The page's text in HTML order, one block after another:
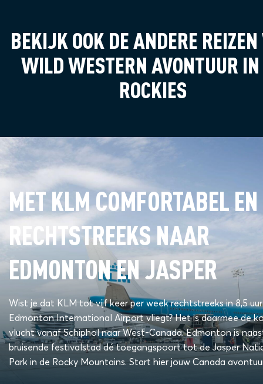
de plek waar het traditionele gerecht
van Canada, Poutine, vandaan komt.
Een gerecht van friet, vlees, kaas en jus.
Vergelijkbaar met de kapsalon hier in
Nederland. De meningen verschillen over
hoe lekker deze snack is, maar het is
BEKIJK OOK DE ANDERE
WILD WESTERN AVONTUUR
ROCKIES
MET KLM COMFORTABEL EN
RECHTSTREEKS NAAR
EDMONTON EN JASPER
Wist je dat KLM tot vijf keer per week rechtstreeks in 8,5
Edmonton International Airport vliegt? Het is daarmee de
vlucht vanaf Schiphol naar West-Canada. Edmonton is
bruisende festivalstad dé toegangspoort tot de Jasper
Park in de Rocky Mountains. Start hier jouw Canada